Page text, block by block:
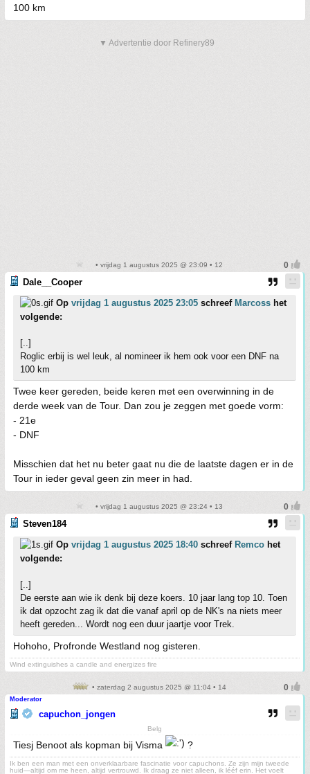
100 km
▼ Advertentie door Refinery89
• vrijdag 1 augustus 2025 @ 23:09 • 12
Dale__Cooper
Op vrijdag 1 augustus 2025 23:05 schreef Marcoss het
volgende:
[..]
Roglic erbij is wel leuk, al nomineer ik hem ook voor een DNF na
100 km
Twee keer gereden, beide keren met een overwinning in de
derde week van de Tour. Dan zou je zeggen met goede vorm:
- 21e
- DNF
Misschien dat het nu beter gaat nu die de laatste dagen er in de
Tour in ieder geval geen zin meer in had.
• vrijdag 1 augustus 2025 @ 23:24 • 13
Steven184
Op vrijdag 1 augustus 2025 18:40 schreef Remco het
volgende:
[..]
De eerste aan wie ik denk bij deze koers. 10 jaar lang top 10. Toen
ik dat opzocht zag ik dat die vanaf april op de NK's na niets meer
heeft gereden... Wordt nog een duur jaartje voor Trek.
Hohoho, Profronde Westland nog gisteren.
Wind extinguishes a candle and energizes fire
• zaterdag 2 augustus 2025 @ 11:04 • 14
Moderator
capuchon_jongen
Belg
Tiesj Benoot als kopman bij Visma ?
Ik ben een man met een onverklaarbare fascinatie voor capuchons. Ze zijn mijn tweede
huid—altijd om me heen, altijd vertrouwd. Ik draag ze niet alleen, ik lééf erin. Het voelt